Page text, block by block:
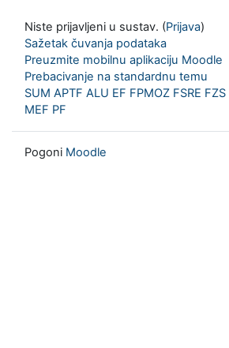
Niste prijavljeni u sustav. (Prijava)
Sažetak čuvanja podataka
Preuzmite mobilnu aplikaciju Moodle
Prebacivanje na standardnu temu
SUM APTF ALU EF FPMOZ FSRE FZS
MEF PF
Pogoni Moodle